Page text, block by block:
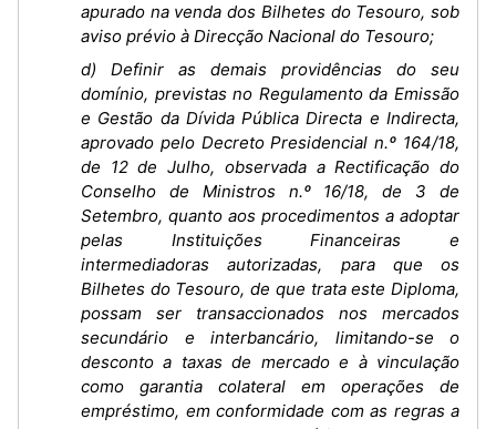
apurado na venda dos Bilhetes do Tesouro, sob
aviso prévio à Direcção Nacional do Tesouro;
d) Definir as demais providências do seu
domínio, previstas no Regulamento da Emissão
e Gestão da Dívida Pública Directa e Indirecta,
aprovado pelo Decreto Presidencial n.º 164/18,
de 12 de Julho, observada a Rectificação do
Conselho de Ministros n.º 16/18, de 3 de
Setembro, quanto aos procedimentos a adoptar
pelas Instituições Financeiras e
intermediadoras autorizadas, para que os
Bilhetes do Tesouro, de que trata este Diploma,
possam ser transaccionados nos mercados
secundário e interbancário, limitando-se o
desconto a taxas de mercado e à vinculação
como garantia colateral em operações de
empréstimo, em conformidade com as regras a